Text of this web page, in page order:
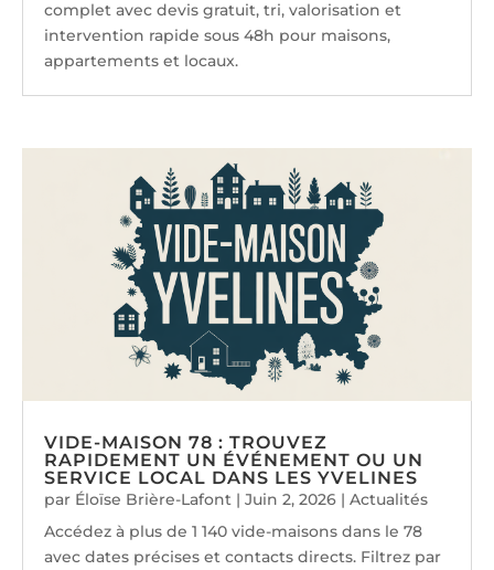
complet avec devis gratuit, tri, valorisation et
intervention rapide sous 48h pour maisons,
appartements et locaux.
VIDE-MAISON 78 : TROUVEZ
RAPIDEMENT UN ÉVÉNEMENT OU UN
SERVICE LOCAL DANS LES YVELINES
par Éloïse Brière-Lafont |Juin 2, 2026 |Actualités
Accédez à plus de 1 140 vide-maisons dans le 78
avec dates précises et contacts directs. Filtrez par